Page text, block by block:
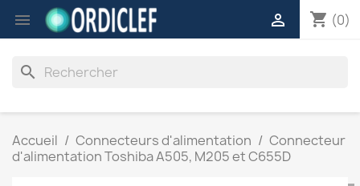
 shopping_cart (0)

search
Accueil Connecteurs d'alimentation
Connecteur
d'alimentation Toshiba A505, M205 et C655D